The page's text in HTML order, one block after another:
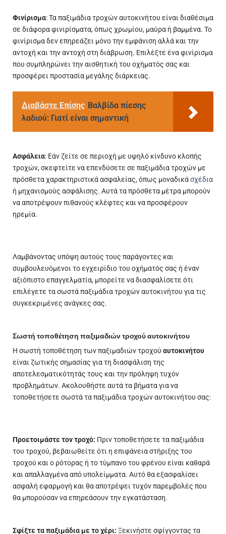
Φινίρισμα: Τα παξιμάδια τροχών αυτοκινήτου είναι διαθέσιμα
σε διάφορα φινιρίσματα, όπως χρωμίου, μαύρα ή βαμμένα. Το
φινίρισμα δεν επηρεάζει μόνο την εμφάνιση αλλά και την
αντοχή και την αντοχή στη διάβρωση. Επιλέξτε ένα φινίρισμα
που συμπληρώνει την αισθητική του οχήματός σας και
προσφέρει προστασία μεγάλης διάρκειας.
Διαβάστε Επίσης Βαλβίδα πίεσης
λαδιού: Γιατί είναι σημαντική
Ασφάλεια: Εάν ζείτε σε περιοχή με υψηλό κίνδυνο κλοπής
τροχών, σκεφτείτε να επενδύσετε σε παξιμάδια τροχών με
πρόσθετα χαρακτηριστικά ασφαλείας, όπως μοναδικάσχέδια
ή μηχανισμούς ασφάλισης. Αυτά τα πρόσθετα μέτρα μπορούν
να αποτρέψουν πιθανούς κλέφτες και να προσφέρουν
ηρεμία.
Λαμβάνοντας υπόψη αυτούς τους παράγοντες και
συμβουλευόμενοι το εγχειρίδιο του οχήματός σας ή έναν
αξιόπιστο επαγγελματία, μπορείτε να διασφαλίσετε ότι
επιλέγετε τα σωστά παξιμάδια τροχών αυτοκινήτου για τις
συγκεκριμένες ανάγκες σας.
Σωστή τοποθέτηση παξιμαδιών τροχού αυτοκινήτου
Η σωστή τοποθέτηση των παξιμαδιών τροχού αυτοκινήτου
είναι ζωτικής σημασίας για τη διασφάλιση της
αποτελεσματικότητάς τους και την πρόληψη τυχόν
προβλημάτων. Ακολουθήστε αυτά τα βήματα για να
τοποθετήσετε σωστά τα παξιμάδια τροχών αυτοκινήτου σας:
Προετοιμάστε τον τροχό: Πριν τοποθετήσετε τα παξιμάδια
του τροχού, βεβαιωθείτε ότι η επιφάνεια στήριξης του
τροχού και ο ρότορας ή το τύμπανο του φρένου είναι καθαρά
και απαλλαγμένα από υπολείμματα. Αυτό θα εξασφαλίσει
ασφαλή εφαρμογή και θα αποτρέψει τυχόν παρεμβολές που
θα μπορούσαν να επηρεάσουν την εγκατάσταση.
Σφίξτε τα παξιμάδια με το χέρι: Ξεκινήστε σφίγγοντας τα